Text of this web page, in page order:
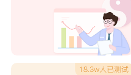
情路不顺畅的原因。
星座乐原创文章，转载